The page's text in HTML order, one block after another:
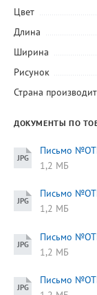
Цвет
Длина
Ширина
Рисунок
Страна
ДОКУМЕНТЫ ПО
Письмо
1,2 МБ
Письмо
1,2 МБ
Письмо
1,2 МБ
Письмо